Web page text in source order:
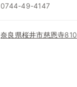
0744-49-4147
奈良県桜井市慈恩寺810